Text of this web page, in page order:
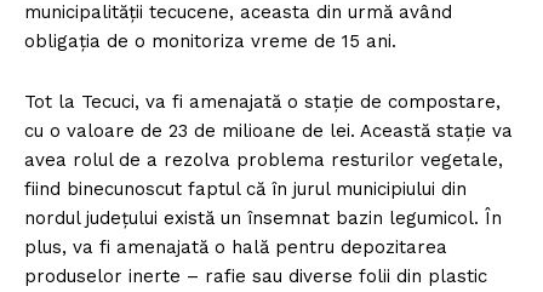
municipalității tecucene, aceasta din urmă având
obligația de o monitoriza vreme de 15 ani.
Tot la Tecuci, va fi amenajată o stație de compostare,
cu o valoare de 23 de milioane de lei. Această stație va
avea rolul de a rezolva problema resturilor vegetale,
fiind binecunoscut faptul că în jurul municipiului din
nordul județului există un însemnat bazin legumicol. În
plus, va fi amenajată o hală pentru depozitarea
produselor inerte – rafie sau diverse folii din plastic